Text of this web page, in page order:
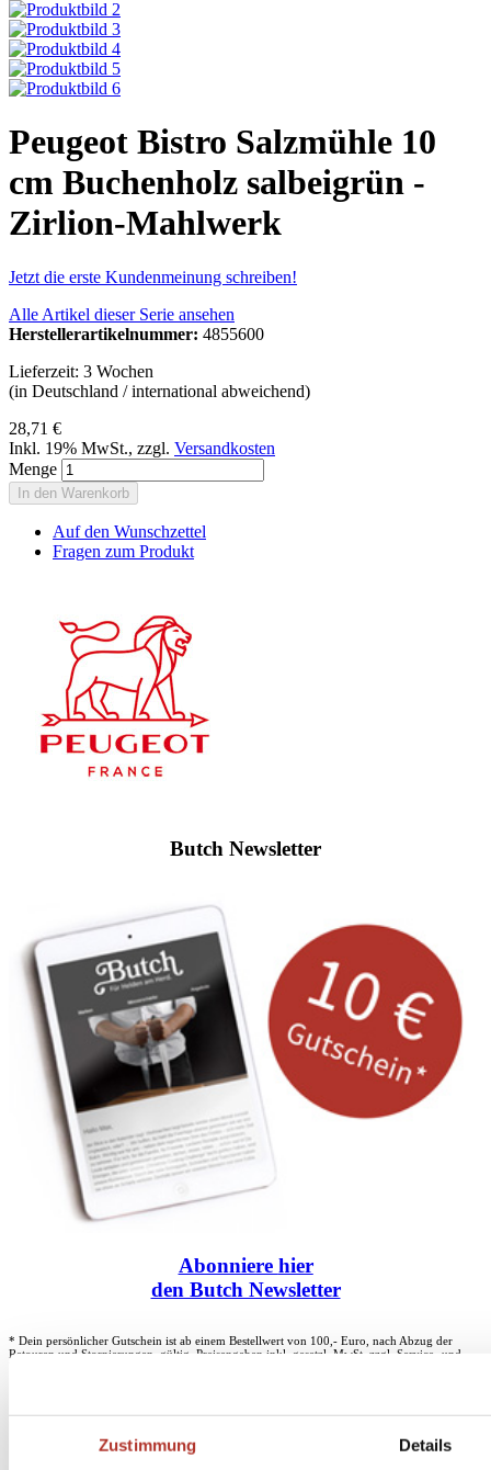
Zustimmung Details
Peugeot Bistro Salzmühle 10
cm Buchenholz salbeigrün -
Zirlion-Mahlwerk
Jetzt die erste Kundenmeinung schreiben!
Alle Artikel dieser Serie ansehen
Herstellerartikelnummer: 4855600
Lieferzeit: 3 Wochen
(in Deutschland / international abweichend)
28,71 €
Inkl. 19% MwSt., zzgl. Versandkosten
Menge
In den Warenkorb
Auf den Wunschzettel
Fragen zum Produkt
Butch Newsletter
Abonniere hier
den Butch Newsletter
* Dein persönlicher Gutschein ist ab einem Bestellwert von 100,- Euro, nach Abzug der
Retouren und Stornierungen, gültig. Preisangaben inkl. gesetzl. MwSt. zzgl. Service- und
Unser Dankeschön für deinen Einkauf ab 100 €